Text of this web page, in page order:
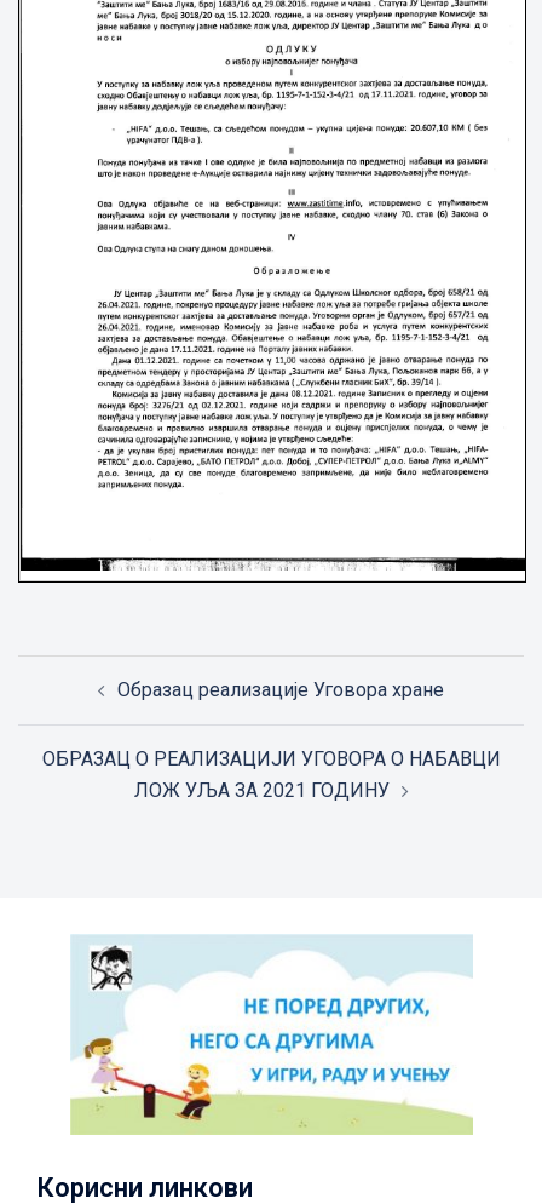
navigationОбразац реализације Уговора хране
ОБРАЗАЦ О РЕАЛИЗАЦИЈИ УГОВОРА О НАБАВЦИ
ЛОЖ УЉА ЗА 2021 ГОДИНУ
Корисни линкови